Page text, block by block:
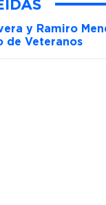
y Ramiro
de Veteranos